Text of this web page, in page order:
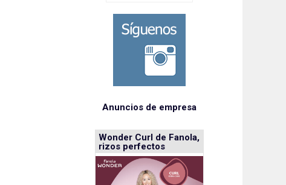
Anuncios de empresa
Wonder Curl de Fanola,
rizos perfectos